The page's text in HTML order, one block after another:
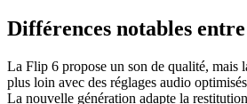
Différences notables
La Flip 6 propose un son de qualité, mais
plus loin avec des réglages audio
La nouvelle génération adapte la